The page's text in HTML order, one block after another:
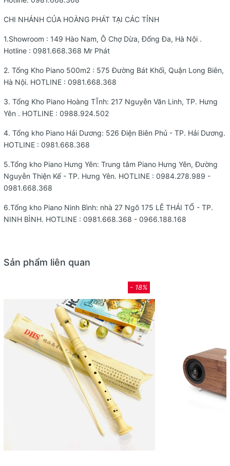
CHI NHÁNH CỦA HOÀNG PHÁT TẠI CÁC TỈNH
1.Showroom : 149 Hào Nam, Ô Chợ Dừa, Đống Đa, Hà Nội .
Hotline : 0981.668.368 Mr Phát
2. Tổng Kho Piano 500m2 : 575 Đường Bát Khối, Quận Long Biên,
Hà Nội. HOTLINE : 0981.668.368
3. Tổng Kho Piano Hoàng TĨnh: 217 Nguyễn Văn Linh, TP. Hưng
Yên . HOTLINE : 0988.924.502
4. Tổng kho Piano Hải Dương: 526 Điện Biên Phủ - TP. Hải Dương.
HOTLINE : 0981.668.368
5.Tổng kho Piano Hưng Yên: Trung tâm Piano Hưng Yên, Đường
Nguyễn Thiện Kế - TP. Hưng Yên. HOTLINE : 0984.278.989 -
0981.668.368
6.Tổng kho Piano Ninh Bình: nhà 27 Ngõ 175 LÊ THÁI TỔ - TP.
NINH BÌNH. HOTLINE : 0981.668.368 - 0966.188.168
Sản phẩm liên quan
- 18%